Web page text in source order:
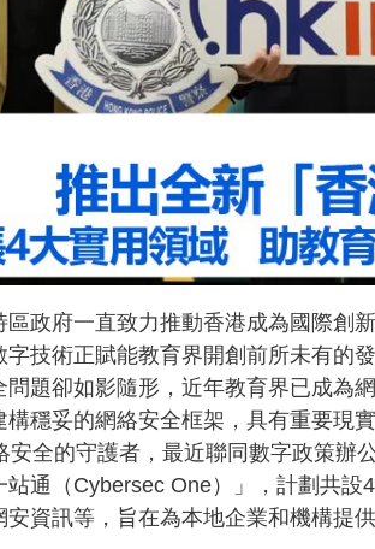
區政府一直致力推動香港成為國際創
技術正賦能教育界開創前所未有的
題卻如影隨形，近年教育界已成為
構穩妥的網絡安全框架，具有重要現
安全的守護者，最近聯同數字政策
通（Cybersec One）」，計劃共
資訊等，旨在為本地企業和機構提